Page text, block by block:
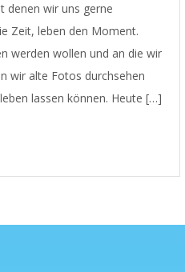
denen wir uns gerne
Zeit, leben den Moment.
werden wollen und an die wir
wir alte Fotos durchsehen
lassen können. Heute […]